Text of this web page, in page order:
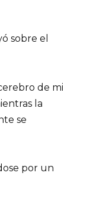
sobre el
de mi
la
se
por un